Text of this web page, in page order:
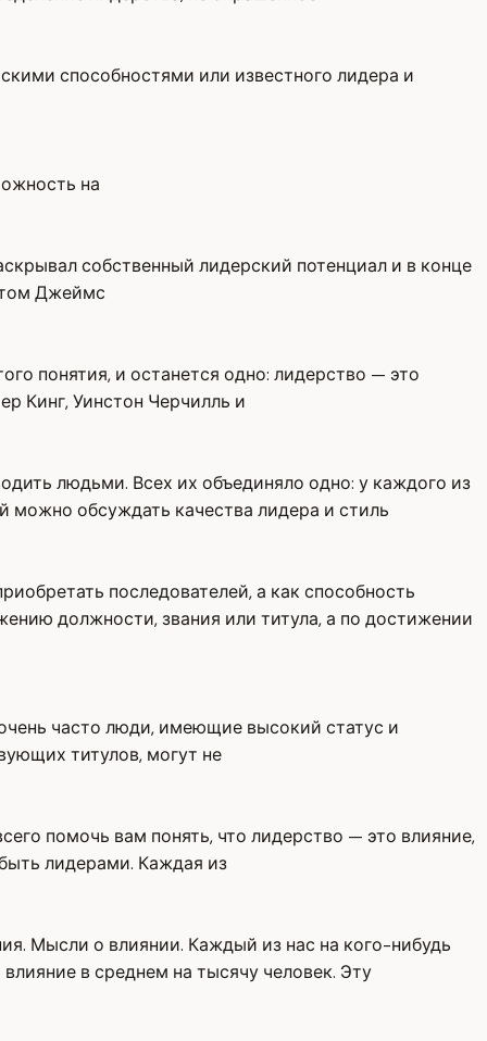
способностями или известного лидера и
на
собственный лидерский потенциал и в конце
Джеймс
понятия, и останется одно: лидерство — это
Кинг, Уинстон Черчилль и
людьми. Всех их объединяло одно: у каждого из
можно обсуждать качества лидера и стиль
последователей, а как способность
должности, звания или титула, а по достижении
часто люди, имеющие высокий статус и
титулов, могут не
помочь вам понять, что лидерство — это влияние,
лидерами. Каждая из
Мысли о влиянии. Каждый из нас на кого-нибудь
в среднем на тысячу человек. Эту